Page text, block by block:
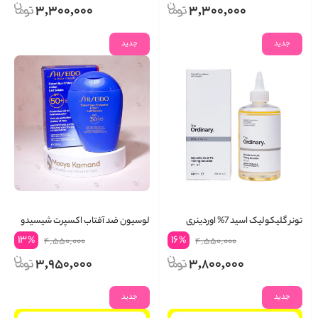
3,300,000
3,300,000
جدید
تونر گلیکولیک اسید 7% اوردینری
4,550,000
16%
3,800,000
جدید
لوسیون ضد آفتاب اکسپرت شیسیدو
4,550,000
13%
3,950,000
جدید جدید